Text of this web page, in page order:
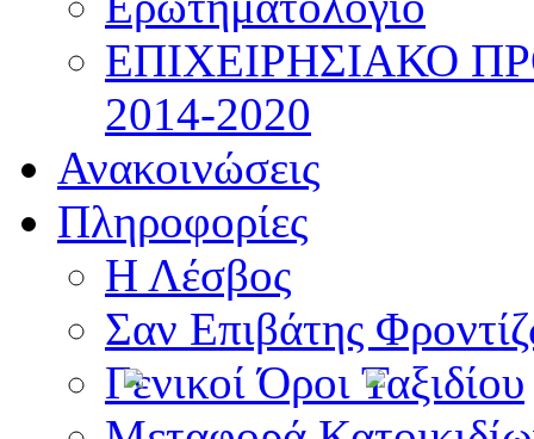
ΕΠΙΧΕΙΡΗΣΙΑΚΟ
2014-2020
Ανακοινώσεις
Πληροφορίες
Η Λέσβος
Σαν Επιβάτης
Γενικοί Όροι Ταξιδίου